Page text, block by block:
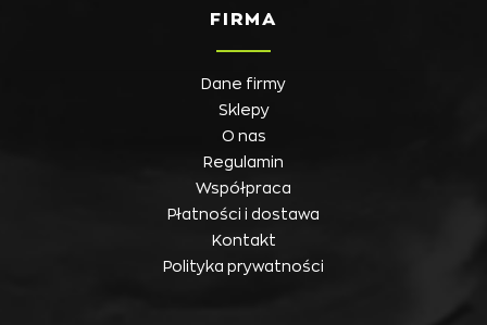
FIRMA
Dane firmy
Sklepy
O nas
Regulamin
Współpraca
Płatności i dostawa
Kontakt
Polityka prywatności